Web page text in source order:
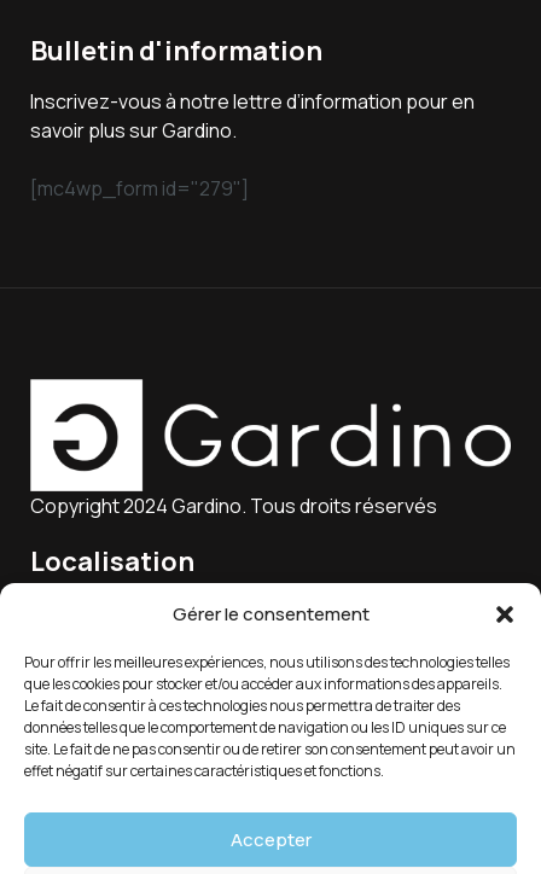
Gérer le consentement
Pour offrir les meilleures expériences, nous utilisons des technologies telles
que les cookies pour stocker et/ou accéder aux informations des appareils.
Le fait de consentir à ces technologies nous permettra de traiter des
données telles que le comportement de navigation ou les ID uniques sur ce
site. Le fait de ne pas consentir ou de retirer son consentement peut avoir un
effet négatif sur certaines caractéristiques et fonctions.
Accepter
Bulletin d'information
Inscrivez-vous à notre lettre d’information pour en
savoir plus sur Gardino.
[mc4wp_form id="279"]
Copyright 2024 Gardino. Tous droits réservés
Localisation
15 Rue Charles Marie Lagier, 25300 Pontarlier, France
Email
service-client@gardino.fr